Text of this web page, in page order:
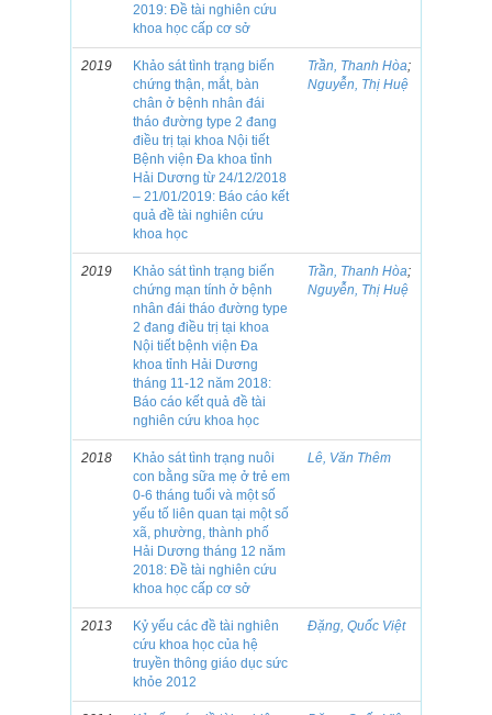
2019: Đề tài nghiên cứu
khoa học cấp cơ sở
2019
Khảo sát tình trạng biến
chứng thận, mắt, bàn
chân ở bệnh nhân đái
tháo đường type 2 đang
điều trị tại khoa Nội tiết
Bệnh viện Đa khoa tỉnh
Hải Dương từ 24/12/2018
– 21/01/2019: Báo cáo kết
quả đề tài nghiên cứu
khoa học
Trần, Thanh Hòa;
Nguyễn, Thị Huệ
2019
Khảo sát tình trạng biến
chứng mạn tính ở bệnh
nhân đái tháo đường type
2 đang điều trị tại khoa
Nội tiết bệnh viện Đa
khoa tỉnh Hải Dương
tháng 11-12 năm 2018:
Báo cáo kết quả đề tài
nghiên cứu khoa học
Trần, Thanh Hòa;
Nguyễn, Thị Huệ
2018
Khảo sát tình trạng nuôi
con bằng sữa mẹ ở trẻ em
0-6 tháng tuổi và một số
yếu tố liên quan tại một số
xã, phường, thành phố
Hải Dương tháng 12 năm
2018: Đề tài nghiên cứu
khoa học cấp cơ sở
Lê, Văn Thêm
2013
Kỷ yếu các đề tài nghiên
cứu khoa học của hệ
truyền thông giáo dục sức
khỏe 2012
Đặng, Quốc Việt